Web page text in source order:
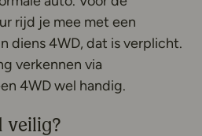
rijd je mee met een
diens 4WD, dat is verplicht.
verkennen via
4WD wel handig.
veilig?